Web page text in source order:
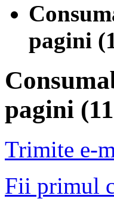
pagini
pagini
Trimite e-
Fii primul